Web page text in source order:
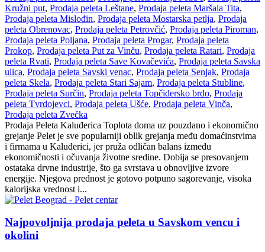
Kružni put, Prodaja peleta Leštane, Prodaja peleta Maršala Tita,
Prodaja peleta Mislođin, Prodaja peleta Mostarska petlja, Prodaja
peleta Obrenovac, Prodaja peleta Petrovčić, Prodaja peleta Piroman,
Prodaja peleta Poljana, Prodaja peleta Progar, Prodaja peleta
Prokop, Prodaja peleta Put za Vinču, Prodaja peleta Ratari, Prodaja
peleta Rvati, Prodaja peleta Save Kovačevića, Prodaja peleta Savska
ulica, Prodaja peleta Savski venac, Prodaja peleta Senjak, Prodaja
peleta Skela, Prodaja peleta Stari Sajam, Prodaja peleta Stubline,
Prodaja peleta Surčin, Prodaja peleta Topčidersko brdo, Prodaja
peleta Tvrdojevci, Prodaja peleta Ušće, Prodaja peleta Vinča,
Prodaja peleta Zvečka
Prodaja Peleta Kaluđerica Toplota doma uz pouzdano i ekonomično
grejanje Pelet je sve popularniji oblik grejanja među domaćinstvima
i firmama u Kaluđerici, jer pruža odličan balans između
ekonomičnosti i očuvanja životne sredine. Dobija se presovanjem
ostataka drvne industrije, što ga svrstava u obnovljive izvore
energije. Njegova prednost je gotovo potpuno sagorevanje, visoka
kalorijska vrednost i...
Najpovoljnija prodaja peleta u Savskom vencu i
okolini